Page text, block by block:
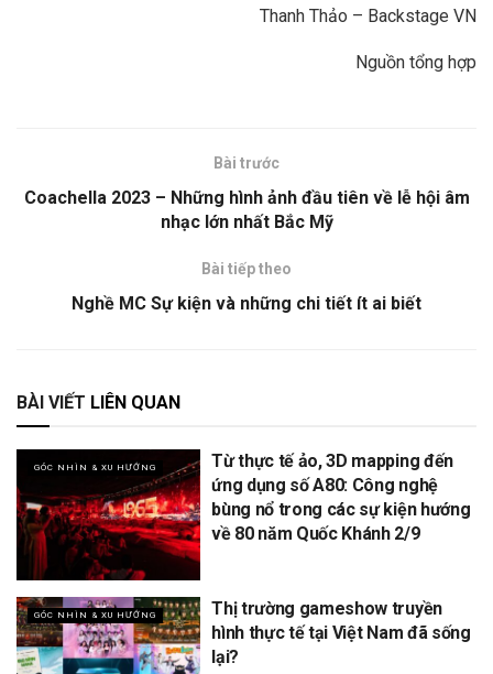
Thanh Thảo – Backstage VN
Nguồn tổng hợp
Bài trước
Coachella 2023 – Những hình ảnh đầu tiên về lễ hội âm
nhạc lớn nhất Bắc Mỹ
Bài tiếp theo
Nghề MC Sự kiện và những chi tiết ít ai biết
BÀI VIẾT LIÊN QUAN
GÓC NHÌN & XU HƯỚNG
Từ thực tế ảo, 3D mapping đến
ứng dụng số A80: Công nghệ
bùng nổ trong các sự kiện hướng
về 80 năm Quốc Khánh 2/9
GÓC NHÌN & XU HƯỚNG
Thị trường gameshow truyền
hình thực tế tại Việt Nam đã sống
lại?